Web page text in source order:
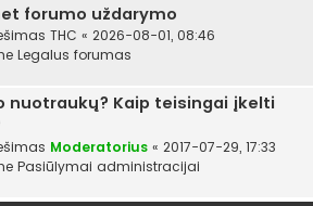
forumo uždarymo
THC « 2026-08-01, 08:46
Legalus forumas
nuotraukų? Kaip teisingai įkelti
Moderatorius « 2017-07-29, 17:33
Pasiūlymai administracijai